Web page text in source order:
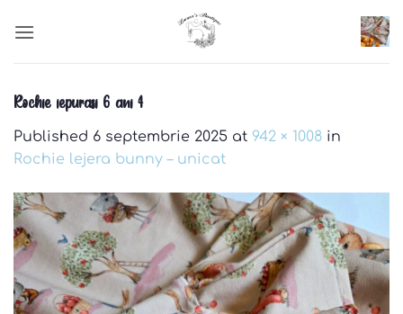
Rochie iepurasi 6 ani 4
Published 6 septembrie 2025 at 942 × 1008 in
Rochie lejera bunny – unicat